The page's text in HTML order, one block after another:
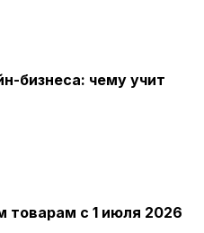
бизнеса: чему учит
с 1 июля 2026